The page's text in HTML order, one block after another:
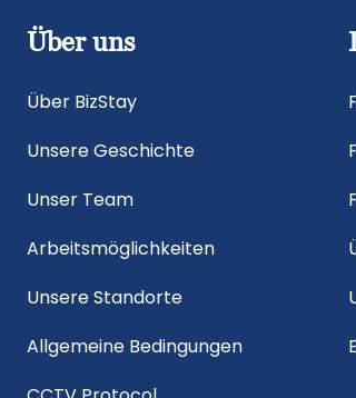
Über uns
Über BizStay
Unsere Geschichte
Unser Team
Arbeitsmöglichkeiten
Unsere Standorte
Allgemeine Bedingungen